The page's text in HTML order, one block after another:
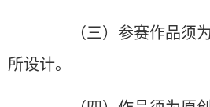
（三）参赛作品须为
所设计。